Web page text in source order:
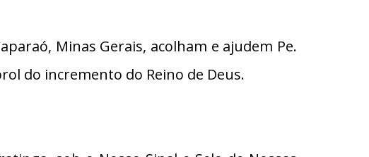
Minas Gerais, acolham e ajudem Pe.
do incremento do Reino de Deus.